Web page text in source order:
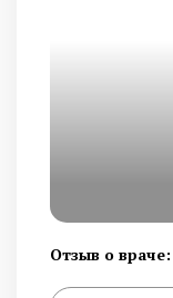
Отзыв о враче: